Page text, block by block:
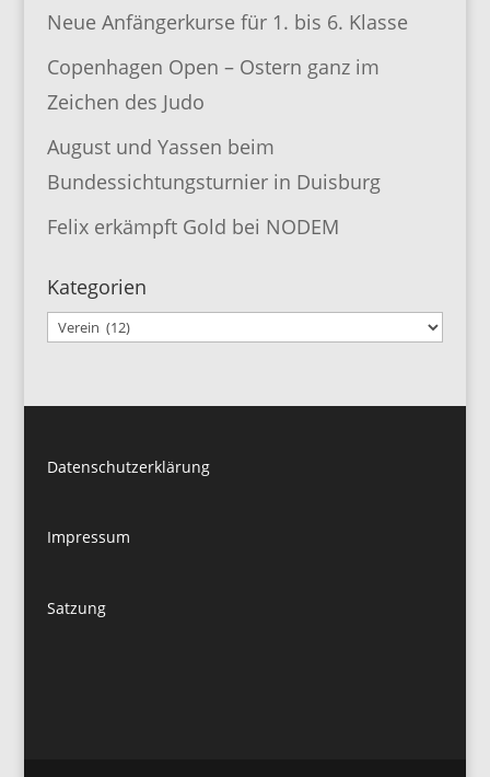
Neue Anfängerkurse für 1. bis 6. Klasse
Copenhagen Open – Ostern ganz im
Zeichen des Judo
August und Yassen beim
Bundessichtungsturnier in Duisburg
Felix erkämpft Gold bei NODEM
Kategorien
Kategorien
Datenschutzerklärung
Impressum
Satzung